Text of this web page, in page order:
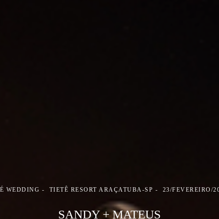
WEDDING TIETÊ RESORT ARAÇATUBA-SP 23/FEVEREIRO/
SANDY + MATEUS